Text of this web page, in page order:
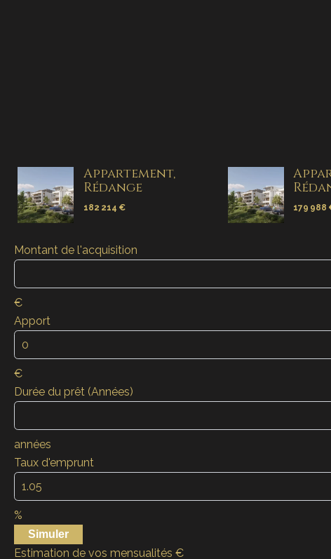
Appartement,
Rédange
182 214 € 179 988
Montant de l'acquisition
€
Apport
€
Durée du prêt (Années)
années
Taux d'emprunt
%
Simuler
Estimation de vos mensualités €